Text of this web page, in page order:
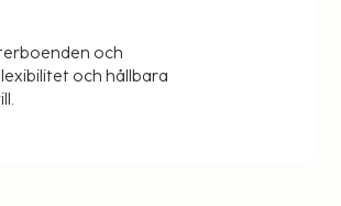
och
och hållbara